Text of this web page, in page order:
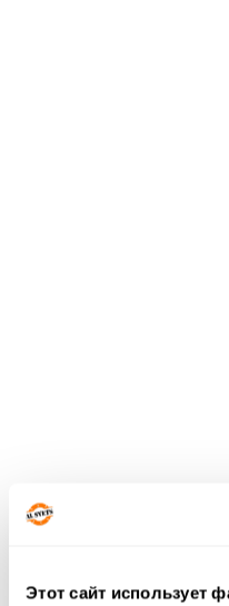
Этот сайт использует